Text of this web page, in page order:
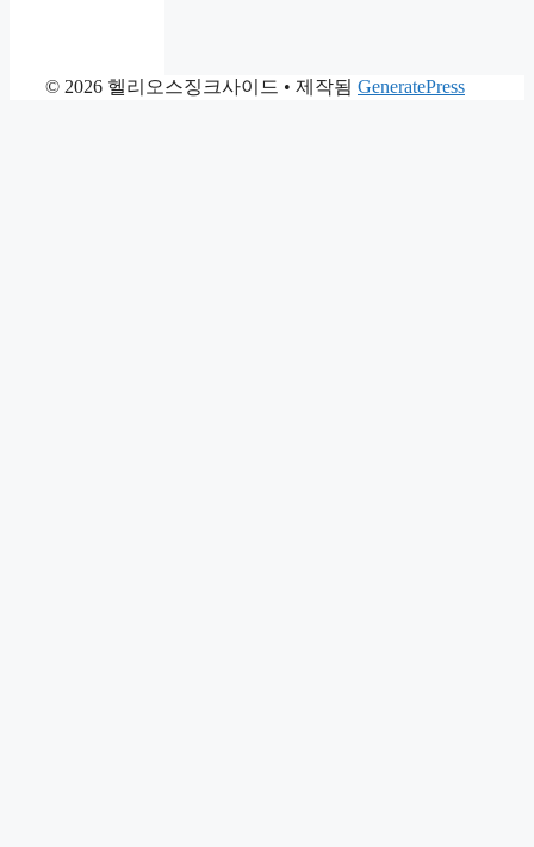
© 2026 헬리오스징크사이드 • 제작됨 GeneratePress